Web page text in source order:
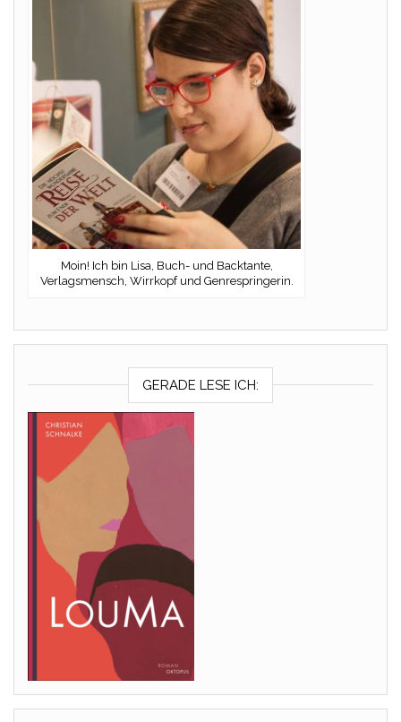
Moin! Ich bin Lisa, Buch- und Backtante,
Verlagsmensch, Wirrkopf und Genrespringerin.
GERADE LESE ICH: